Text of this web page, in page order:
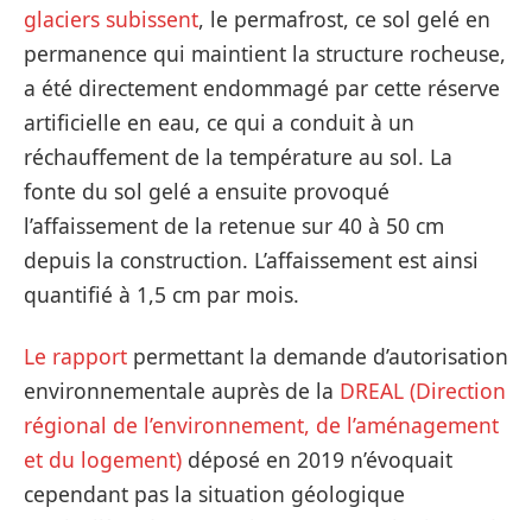
glaciers subissent, le permafrost, ce sol gelé en
permanence qui maintient la structure rocheuse,
a été directement endommagé par cette réserve
artificielle en eau, ce qui a conduit à un
réchauffement de la température au sol. La
fonte du sol gelé a ensuite provoqué
l’affaissement de la retenue sur 40 à 50 cm
depuis la construction. L’affaissement est ainsi
quantifié à 1,5 cm par mois.
Le rapport permettant la demande d’autorisation
environnementale auprès de la DREAL (Direction
régional de l’environnement, de l’aménagement
et du logement) déposé en 2019 n’évoquait
cependant pas la situation géologique